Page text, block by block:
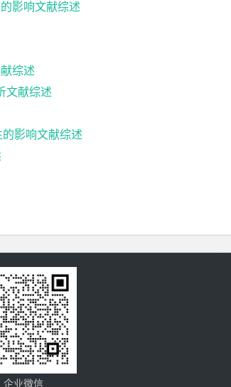
影响文献综述
综述
文献综述
影响文献综述
企业微信